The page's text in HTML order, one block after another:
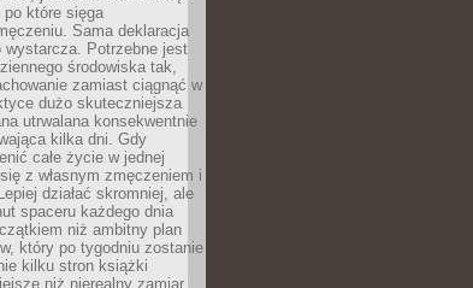
po które sięga
Sama deklaracja
wystarcza. Potrzebne jest
środowiska tak,
zamiast ciągnąć w
dużo skuteczniejsza
utrwalana konsekwentnie
kilka dni. Gdy
całe życie w jednej
z własnym zmęczeniem i
działać skromniej, ale
spaceru każdego dnia
niż ambitny plan
który po tygodniu zostanie
kilku stron książki
niż nierealny zamiar